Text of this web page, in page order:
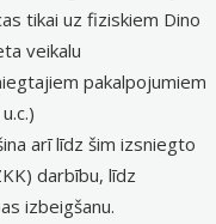
tikai uz fiziskiem Dino
veikalu
pakalpojumiem
arī līdz šim izsniegto
darbību, līdz
izbeigšanu.